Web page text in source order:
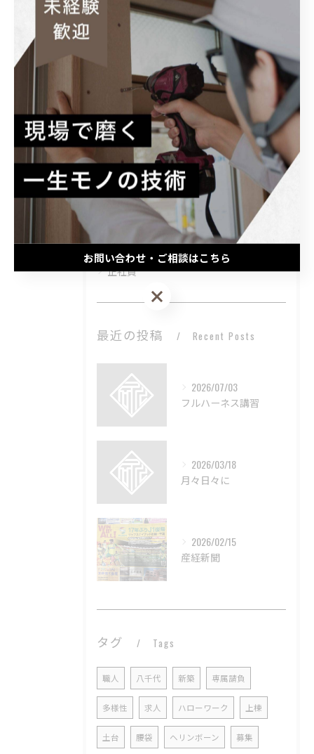
#工務店 #20代 #直行直帰
#建築
カテゴリー Categories
全てのカテゴリー
未経験
大工
職人
正社員
最近の投稿 Recent Posts
2026/07/03
フルハーネス講習
2026/03/18
月々日々に
2026/02/15
産経新聞
タグ Tags
職人 八千代 新築 専属請負
多様性 求人 ハローワーク 上棟
土台 腰袋 ヘリンボーン 募集
お問い合わせ・ご相談はこちら
お問い合わせ・ご相談はこちら